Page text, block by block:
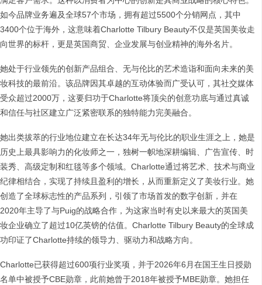
如今品牌业务遍及全球57个市场，拥有超过5500个分销网点，其中
3400个位于海外，这意味着Charlotte Tilbury Beauty不仅是英国美妆走
向世界的标杆，更是英国商贸、企业发展与创业精神的海外名片。
她处于行业领先的创新产品组合、无与伦比的艺术造诣和面向未来的美
妆科技的最前沿。该品牌因其卓越的互动体验而广受认可，其社交媒体
受众超过2000万，这要归功于Charlotte将顶尖的创意功底与通过真诚
和信任与社区建立广泛紧密联系的独特能力完美融合。
她出类拔萃的行业地位建立在长达34年无与伦比的职业生涯之上，她是
历史上最具影响力的化妆师之一，独树一帜地深耕编辑、广告宣传、时
装秀、高级定制和红毯等多个领域。Charlotte通过将艺术、技术与商业
纪律相结合，实现了持续且盈利的增长，从而重新定义了美妆行业。她
创造了全球标志性的产品系列，引领了市场首发的数字创新，并在
2020年主导了与Puig的战略合作，为这家当时有史以来最大的英国美
妆企业确立了超过10亿英镑的估值。Charlotte Tilbury Beauty的全球成
功印证了Charlotte持续的领导力、驱动力和战略方向。
Charlotte已获得超过600项行业奖项，并于2026年6月在国王生日授勋
名单中被授予CBE勋章，此前她曾于2018年被授予MBE勋章。她担任